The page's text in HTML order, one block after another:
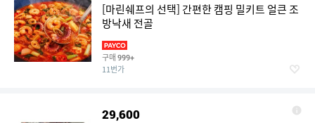
[마린쉐프의 선택] 간편한 캠핑 밀키트 얼큰 조
방낙새 전골
구매 999+
11번가
29,600